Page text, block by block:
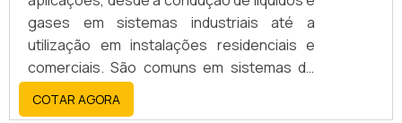
gases em sistemas industriais até a
utilização em instalações residenciais e
comerciais. São comuns em sistemas de
aquecimento, transporte de combustível,
proteção de cabos elétricos, e até em
COTAR AGORA